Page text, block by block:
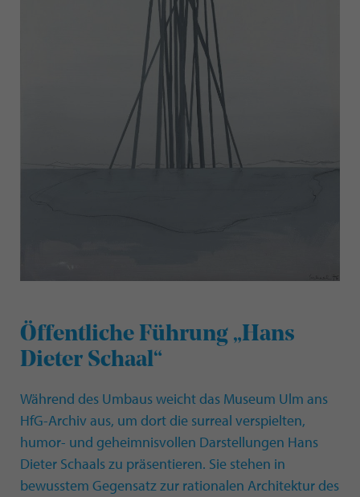
Öffentliche Führung „Hans
Dieter Schaal“
Während des Umbaus weicht das Museum Ulm ans
HfG-Archiv aus, um dort die surreal verspielten,
humor- und geheimnisvollen Darstellungen Hans
Dieter Schaals zu präsentieren. Sie stehen in
bewusstem Gegensatz zur rationalen Architektur des